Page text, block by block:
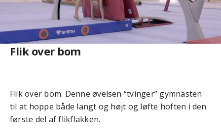
Flik over bom
Flik over bom. Denne øvelsen “tvinger” gymnasten
til at hoppe både langt og højt og løfte hoften i den
første del af flikflakken.